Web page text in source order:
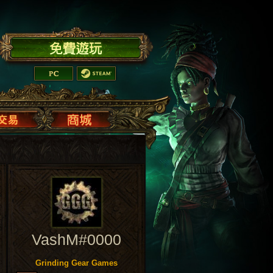
VashM#0000
Grinding Gear Games